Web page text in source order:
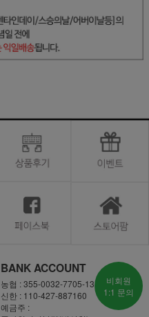
BANK ACCOUNT
농협 : 355-0032-7705-13
신한 : 110-427-887160
예금주 :
비회원
1:1 문의